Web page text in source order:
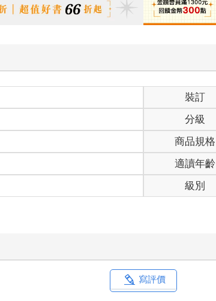
裝訂
分級
商品規格
適讀年齡
級別
寫評價